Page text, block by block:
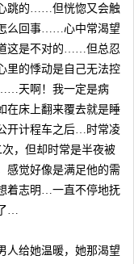
跳的……但恍惚又会触
么回事……心中常渴望
这是不对的……但总忍
的悸动是自己无法控
天啊！我一定是病
床上翻来覆去就是睡
开计程车之后…时常凌
，但却时常是半夜被
感觉好像是满足他的需
着志明…一直不停地抚
…
给她温暖，她那渴望